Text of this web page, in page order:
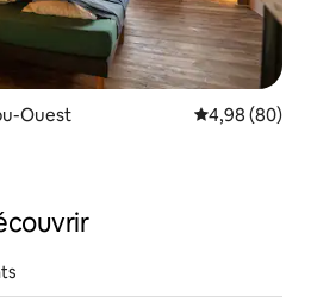
Ouest Évaluation
4,98 (80)